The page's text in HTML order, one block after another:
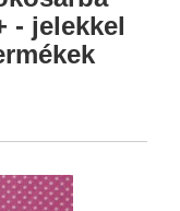
- jelekkel